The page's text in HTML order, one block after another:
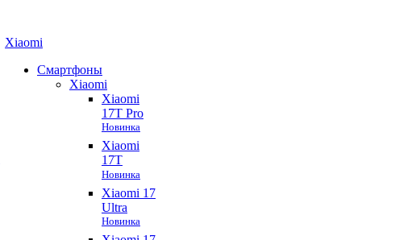
Xiaomi
Смартфоны
Xiaomi
Xiaomi
17T Pro
Новинка
Xiaomi
17T
Новинка
Xiaomi 17
Ultra
Новинка